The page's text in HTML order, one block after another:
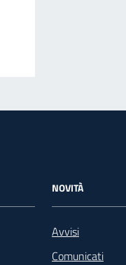
NOVITÀ
Avvisi
Comunicati